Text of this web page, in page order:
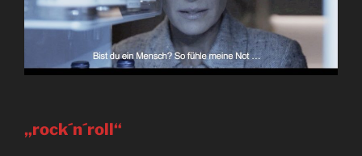
„rock´n´roll“